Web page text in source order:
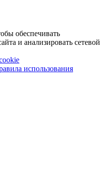
обеспечивать
и анализировать сетевой
использования